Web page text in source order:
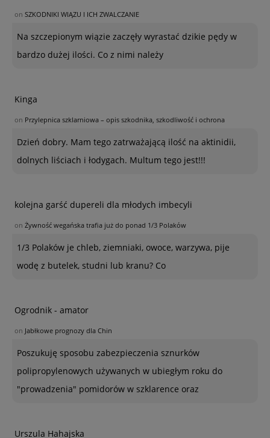
on SZKODNIKI WIĄZU I ICH ZWALCZANIE
Na szczepionym wiązie zaczęły wyrastać dzikie pędy w
bardzo dużej ilości. Co z nimi należy
Kinga
on Przylepnica szklarniowa – opis szkodnika, szkodliwość i ochrona
Dzień dobry. Mam tego zatrważającą ilość na aktinidii,
dolnych liściach i łodygach. Multum tego jest!!!
kolejna garść dupereli dla młodych imbecyli
on Żywność wegańska trafia już do ponad 1/3 Polaków
1/3 Polaków je chleb, ziemniaki, owoce, warzywa, pije
wodę z butelek, studni lub kranu? Co
Ogrodnik - amator
on Jabłkowe prognozy dla Chin
Poszukuję sposobu zabezpieczenia sznurków
polipropylenowych używanych w ubiegłym roku do
"prowadzenia" pomidorów w szklarence oraz
Urszula Hahajska